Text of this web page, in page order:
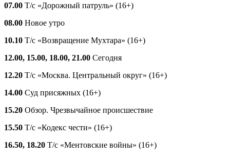
07.00 Т/с «Дорожный патруль» (16+)
08.00 Новое утро
10.10 Т/с «Возвращение Мухтара» (16+)
12.00, 15.00, 18.00, 21.00 Сегодня
12.20 Т/с «Москва. Центральный округ» (16+)
14.00 Суд присяжных (16+)
15.20 Обзор. Чрезвычайное происшествие
15.50 Т/с «Кодекс чести» (16+)
16.50, 18.20 Т/с «Ментовские войны» (16+)